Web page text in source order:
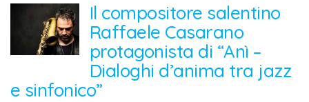
Il compositore salentino
Raffaele Casarano
protagonista di “Anì –
Dialoghi d’anima tra jazz
e sinfonico”